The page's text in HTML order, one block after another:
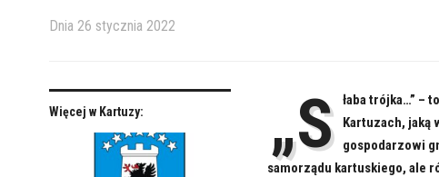
Dnia 26 stycznia 2022
Więcej w Kartuzy: „S łaba trójka…” –
Kartuzach, jaką
gospodarzowi
samorządu kartuskiego, ale